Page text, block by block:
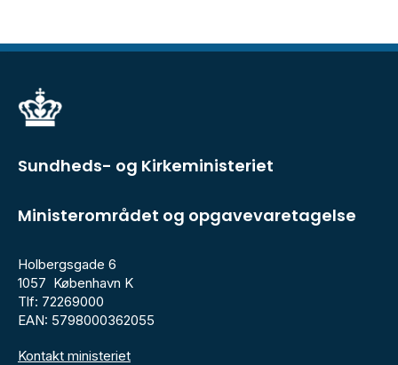
Sundheds- og Kirkeministeriet
Ministerområdet og opgavevaretagelse
Holbergsgade 6
1057 København K
Tlf: 72269000
EAN: 5798000362055
Kontakt ministeriet